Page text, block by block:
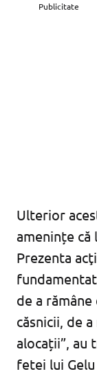
Publicitate
Ulterior
amenințe că
Prezenta
de a
căsnicii, de
alocații”, au
fetei lui Gelu